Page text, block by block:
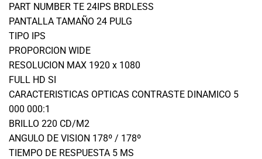
PART NUMBER TE 24IPS BRDLESS
PANTALLA TAMAÑO 24 PULG
TIPO IPS
PROPORCION WIDE
RESOLUCION MAX 1920 x 1080
FULL HD SI
CARACTERISTICAS OPTICAS CONTRASTE DINAMICO 5
000 000:1
BRILLO 220 CD/M2
ANGULO DE VISION 178º / 178º
TIEMPO DE RESPUESTA 5 MS